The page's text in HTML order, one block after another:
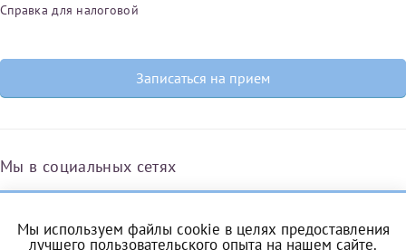
Справка для налоговой
Записаться на прием
Мы в социальных сетях
Вконтакте ОдноклассникиЯндекс.Дзен Telegram Max
Мы используем файлы cookie в целях предоставления
лучшего пользовательского опыта на нашем сайте.